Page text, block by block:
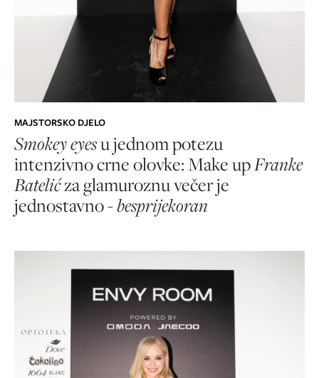
MAJSTORSKO DJELO
Smokey eyesu jednom potezu
intenzivno crne olovke: Make upFranke
Batelićza glamuroznu večer je
jednostavno -besprijekoran